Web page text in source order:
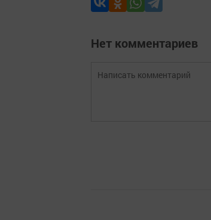
Нет комментариев